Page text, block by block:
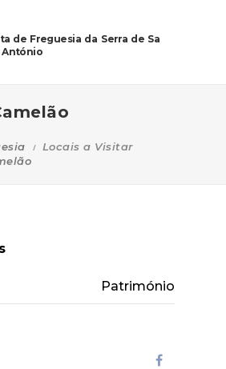
de Freguesia da Serra de Sa
Locais a Visitar
Património